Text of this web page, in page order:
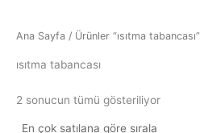
Ana Sayfa / Ürünler “ısıtma
ısıtma tabancası
2 sonucun tümü gösteriliyor